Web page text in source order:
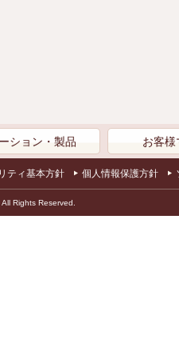
ション・製品 お客様
ティ基本方針 個人情報保護方針
Rights Reserved.